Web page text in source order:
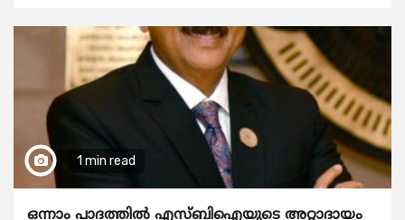
1 min read
ഒന്നാം പാദത്തിൽ എസ്ബിഐയുടെ അറ്റാദായം